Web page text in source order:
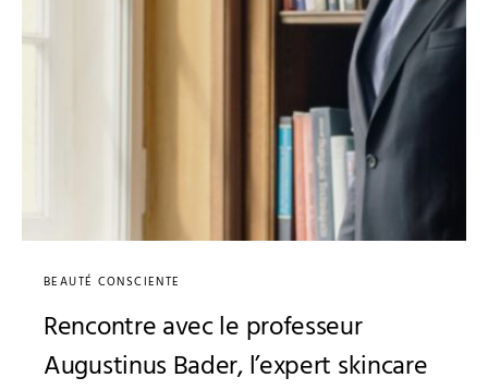
BEAUTÉ CONSCIENTE
Rencontre avec le professeur
Augustinus Bader, l’expert skincare